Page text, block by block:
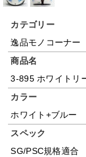
カテゴリー
逸品モノコーナー
商品名
3-895 ホワイトリ
カラー
ホワイト+ブルー
スペック
SG/PSC規格適合